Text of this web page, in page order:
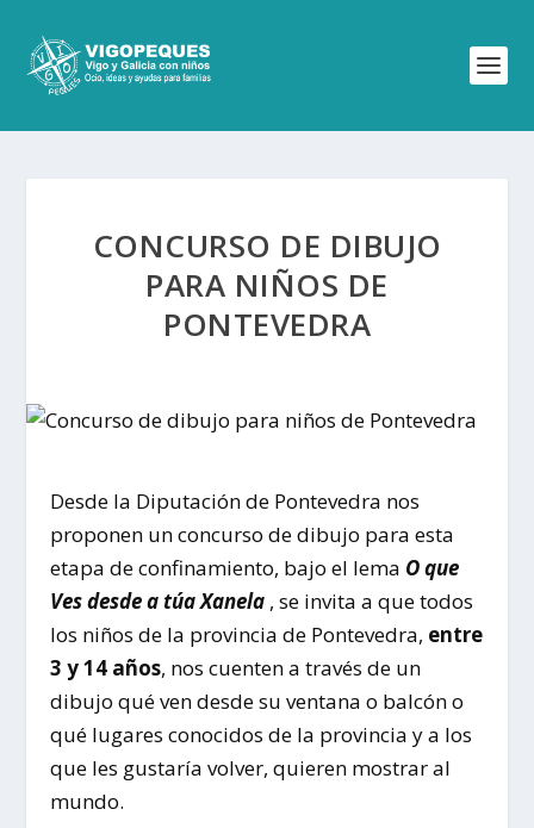
CONCURSO DE DIBUJO
PARA NIÑOS DE
PONTEVEDRA
Desde la Diputación de Pontevedra nos
proponen un concurso de dibujo para esta
etapa de confinamiento, bajo el lema O que
Ves desde a túa Xanela , se invita a que todos
los niños de la provincia de Pontevedra, entre
3 y 14 años, nos cuenten a través de un
dibujo qué ven desde su ventana o balcón o
qué lugares conocidos de la provincia y a los
que les gustaría volver, quieren mostrar al
mundo.